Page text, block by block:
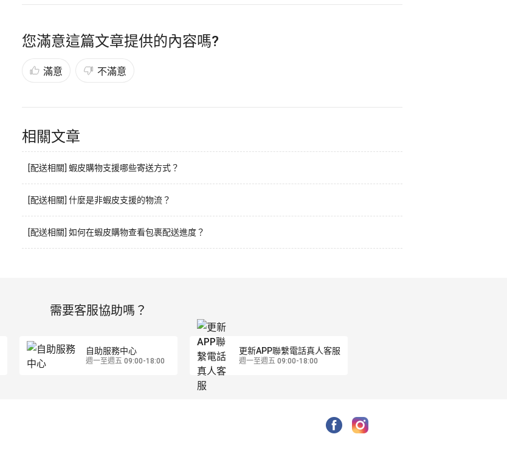
您滿意這篇文章提供的內容嗎?
滿意 不滿意
相關文章
[配送相關] 蝦皮購物支援哪些寄送方式？
[配送相關] 什麼是非蝦皮支援的物流？
[配送相關] 如何在蝦皮購物查看包裹配送進度？
需要客服協助嗎？
自助服務中心
週一至週五 09:00-18:00
更新APP聯繫電話真人客服
週一至週五 09:00-18:00